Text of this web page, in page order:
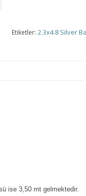
Etiketler: 2.3x4.8 Silver
ise 3,50 mt gelmektedir.